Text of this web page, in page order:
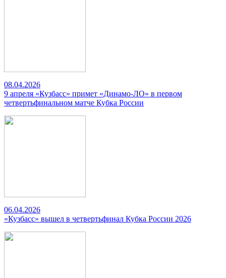
08.04.2026
9 апреля «Кузбасс» примет «Динамо-ЛО» в первом
четвертьфинальном матче Кубка России
06.04.2026
«Кузбасс» вышел в четвертьфинал Кубка России 2026